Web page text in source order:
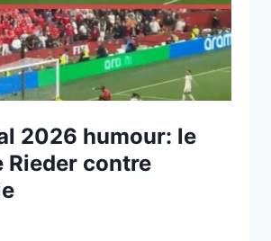
2026 humour: le
Rieder contre